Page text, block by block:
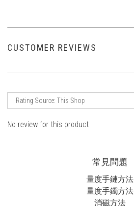
CUSTOMER REVIEWS
No review for this product
常見問題
量度手鏈方法
量度手鐲方法
消磁方法